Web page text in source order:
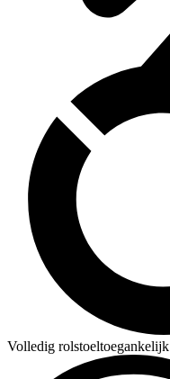
Volledig rolstoeltoegankelijk